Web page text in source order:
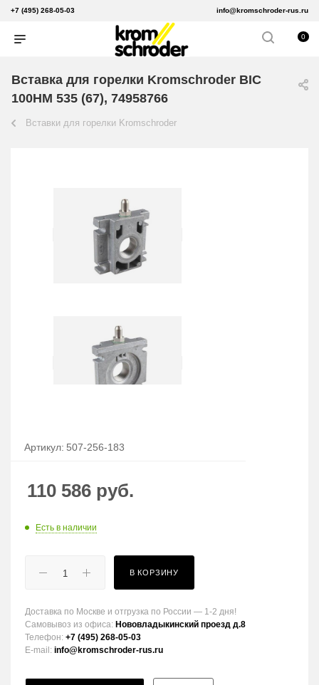
+7 (495) 268-05-03 info@kromschroder-rus.ru
0
Вставка для горелки Kromschroder BIC
100HM 535 (67), 74958766
Вставки для горелки Kromschroder
Артикул: 507-256-183
110 586 руб.
Есть в наличии
В КОРЗИНУ
Доставка по Москве и отгрузка по России — 1-2 дня!
Самовывоз из офиса: Нововладыкинский проезд д.8
Телефон: +7 (495) 268-05-03
E-mail: info@kromschroder-rus.ru